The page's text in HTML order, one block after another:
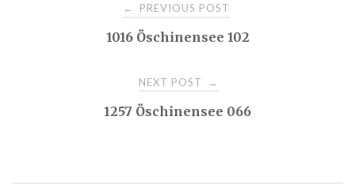
navigation
← PREVIOUS POST
1016 Öschinensee 102
NEXT POST →
1257 Öschinensee 066